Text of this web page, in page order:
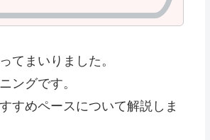
まいりました。
グです。
めペースについて解説しま